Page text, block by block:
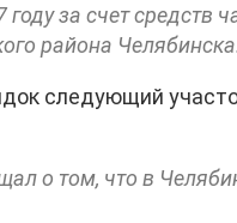
за счет средств
района
следующий
о том, что в